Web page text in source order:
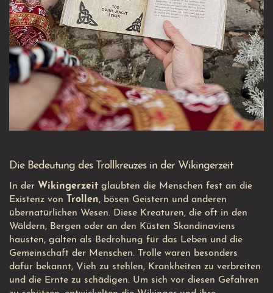
Die Bedeutung des Trollkreuzes in der Wikingerzeit
In der Wikingerzeit glaubten die Menschen fest an die
Existenz von
Trollen, bösen Geistern und anderen
übernatürlichen Wesen. Diese Kreaturen, die oft in den
Wäldern, Bergen oder an den Küsten Skandinaviens
hausten, galten als Bedrohung für das Leben und die
Gemeinschaft der Menschen. Trolle waren besonders
dafür bekannt, Vieh zu stehlen, Krankheiten zu verbreiten
und die Ernte zu schädigen. Um sich vor diesen Gefahren